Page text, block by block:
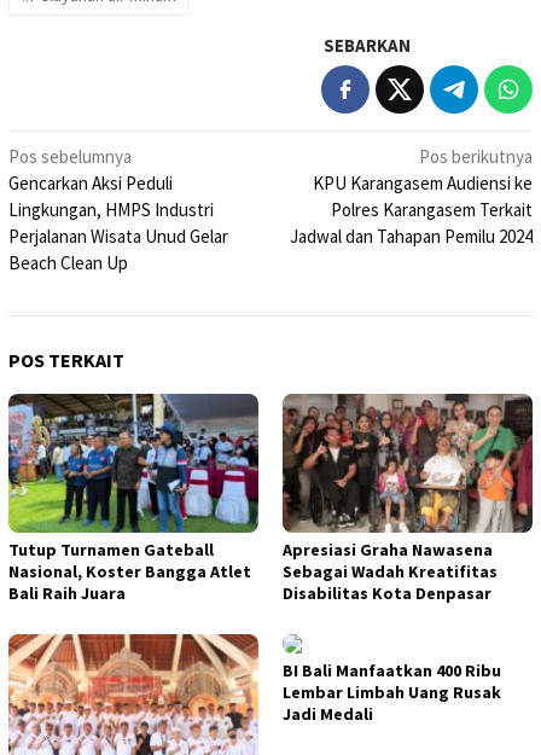
SEBARKAN
Navigasi
pos
Pos sebelumnya
Gencarkan Aksi Peduli
Lingkungan, HMPS Industri
Perjalanan Wisata Unud Gelar
Beach Clean Up
Pos berikutnya
KPU Karangasem Audiensi ke
Polres Karangasem Terkait
Jadwal dan Tahapan Pemilu 2024
POS TERKAIT
Tutup Turnamen Gateball
Nasional, Koster Bangga Atlet
Bali Raih Juara
Apresiasi Graha Nawasena
Sebagai Wadah Kreatifitas
Disabilitas Kota Denpasar
BI Bali Manfaatkan 400 Ribu
Lembar Limbah Uang Rusak
Jadi Medali